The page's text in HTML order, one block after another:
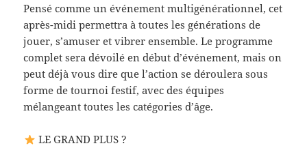
Pensé comme un événement multigénérationnel, cet
après-midi permettra à toutes les générations de
jouer, s’amuser et vibrer ensemble. Le programme
complet sera dévoilé en début d’événement, mais on
peut déjà vous dire que l’action se déroulera sous
forme de tournoi festif, avec des équipes
mélangeant toutes les catégories d’âge.
LE GRAND PLUS ?